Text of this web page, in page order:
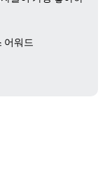
어워드
뷰 및 평점을 받
—
계 최고 등급 호
등 어떤 목적으로
대한 우리의 약속